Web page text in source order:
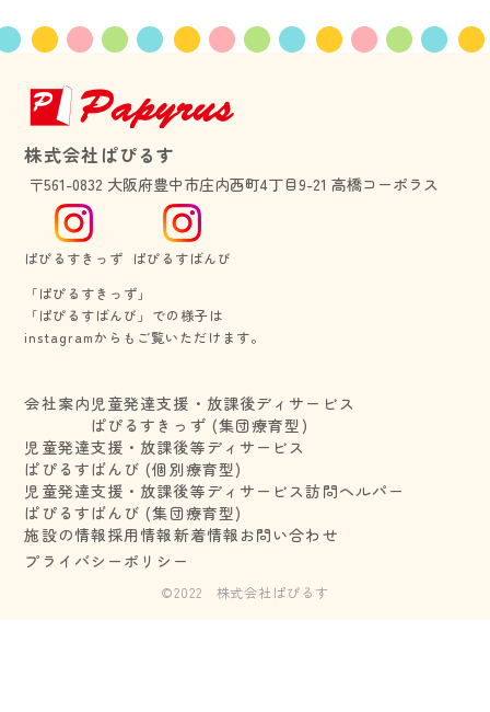
株式会社ぱぴるす
〒561-0832 大阪府豊中市庄内西町4丁目9-21 高橋コーポラス
ぱぴるすきっず
ぱぴるすばんび
「ぱぴるすきっず」
​​​​​​​「ぱぴるすばんび」での様子は
​​​​​​​instagramからもご覧いただけます。
会社案内 児童発達支援・放課後ディサービス
ぱぴるすきっず (集団療育型)
児童発達支援・放課後等ディサービス
ぱぴるすばんび (個別療育型)
児童発達支援・放課後等ディサービス
ぱぴるすばんび (集団療育型)
訪問ヘルパー
施設の情報採用情報新着情報 お問い合わせ
プライバシーポリシー
©︎2022 株式会社ぱぴるす